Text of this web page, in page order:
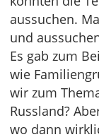
aussuchen.
und
Es gab zum
wie
wir zum
Russland?
wo dann